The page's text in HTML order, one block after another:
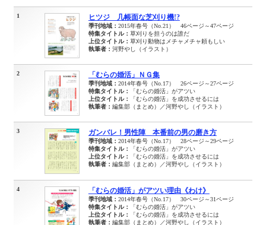
1 ヒツジ 几帳面な芝刈り機!?
季刊地域： 2015年春号（No.21） 46ページ～47ページ
特集タイトル： 草刈りを担うのは誰だ
上位タイトル： 草刈り動物はメチャメチャ頼もしい
執筆者： 河野やし（イラスト）
2 「むらの婚活」ＮＧ集
季刊地域： 2014年春号（No.17） 26ページ～27ページ
特集タイトル：
「むらの婚活」がアツい
上位タイトル：
「むらの婚活」を成功させるには
執筆者： 編集部（まとめ）／河野やし（イラスト）
3 ガンバレ！男性陣 本番前の男の磨き方
季刊地域： 2014年春号（No.17） 28ページ～29ページ
特集タイトル：
「むらの婚活」がアツい
上位タイトル：
「むらの婚活」を成功させるには
執筆者： 編集部（まとめ）／河野やし（イラスト）
4 「むらの婚活」がアツい理由《わけ》
季刊地域： 2014年春号（No.17） 30ページ～31ページ
特集タイトル：
「むらの婚活」がアツい
上位タイトル：
「むらの婚活」を成功させるには
執筆者： 編集部（まとめ）／河野やし（イラスト）